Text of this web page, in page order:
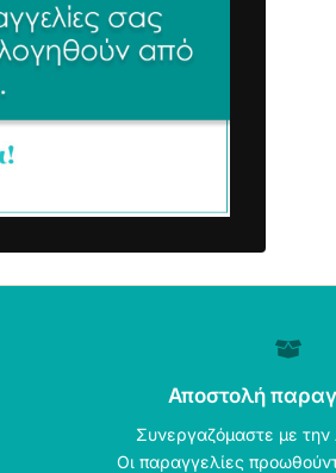
Αποστολή
Συνεργαζόμαστε με την
Οι παραγγελίες